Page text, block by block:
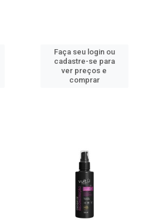
Faça seu login ou
cadastre-se para
ver preços e
comprar